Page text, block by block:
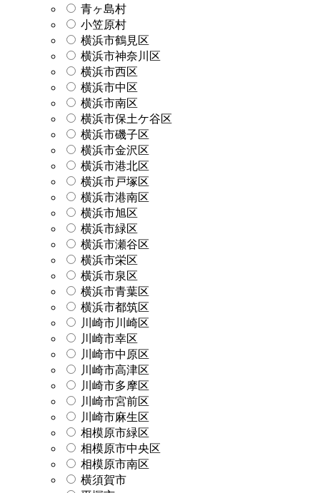
青ヶ島村
小笠原村
横浜市鶴見区
横浜市神奈川区
横浜市西区
横浜市中区
横浜市南区
横浜市保土ケ谷区
横浜市磯子区
横浜市金沢区
横浜市港北区
横浜市戸塚区
横浜市港南区
横浜市旭区
横浜市緑区
横浜市瀬谷区
横浜市栄区
横浜市泉区
横浜市青葉区
横浜市都筑区
川崎市川崎区
川崎市幸区
川崎市中原区
川崎市高津区
川崎市多摩区
川崎市宮前区
川崎市麻生区
相模原市緑区
相模原市中央区
相模原市南区
横須賀市